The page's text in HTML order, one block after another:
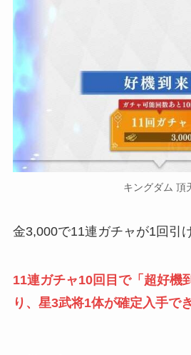
キングダム 頂
金3,000で11連ガチャが1回引
11連ガチャ10回目で「超好機
り、星3武将1体が確定入手で